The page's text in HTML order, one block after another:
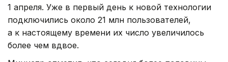
1 апреля. Уже в первый день к новой технологии
подключились около 21 млн пользователей,
а к настоящему времени их число увеличилось
более чем вдвое.